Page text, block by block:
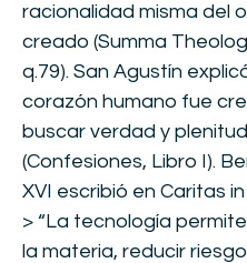
racionalidad misma del
creado (Summa
q.79). San Agustín
corazón humano fue
buscar verdad y
(Confesiones, Libro I).
XVI escribió en Caritas
> “La tecnología
la materia, reducir